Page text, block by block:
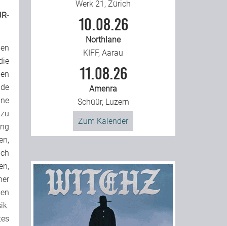
Werk 21, Zürich
10.08.26
Northlane
KIFF, Aarau
11.08.26
Amenra
Schüür, Luzern
Zum Kalender